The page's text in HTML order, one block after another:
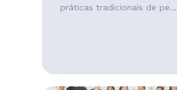
práticas tradicionais de pe...